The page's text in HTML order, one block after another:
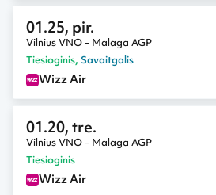
01.25, pir.
Vilnius VNO – Malaga AGP
Tiesioginis, Savaitgalis
Wizz Air
01.20, tre.
Vilnius VNO – Malaga AGP
Tiesioginis
Wizz Air